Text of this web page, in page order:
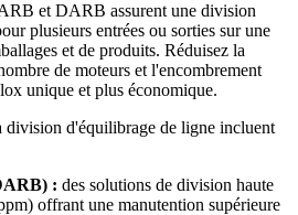
et DARB assurent une division
plusieurs entrées ou sorties sur une
et de produits. Réduisez la
de moteurs et l'encombrement
unique et plus économique.
d'équilibrage de ligne incluent
: des solutions de division haute
offrant une manutention supérieure